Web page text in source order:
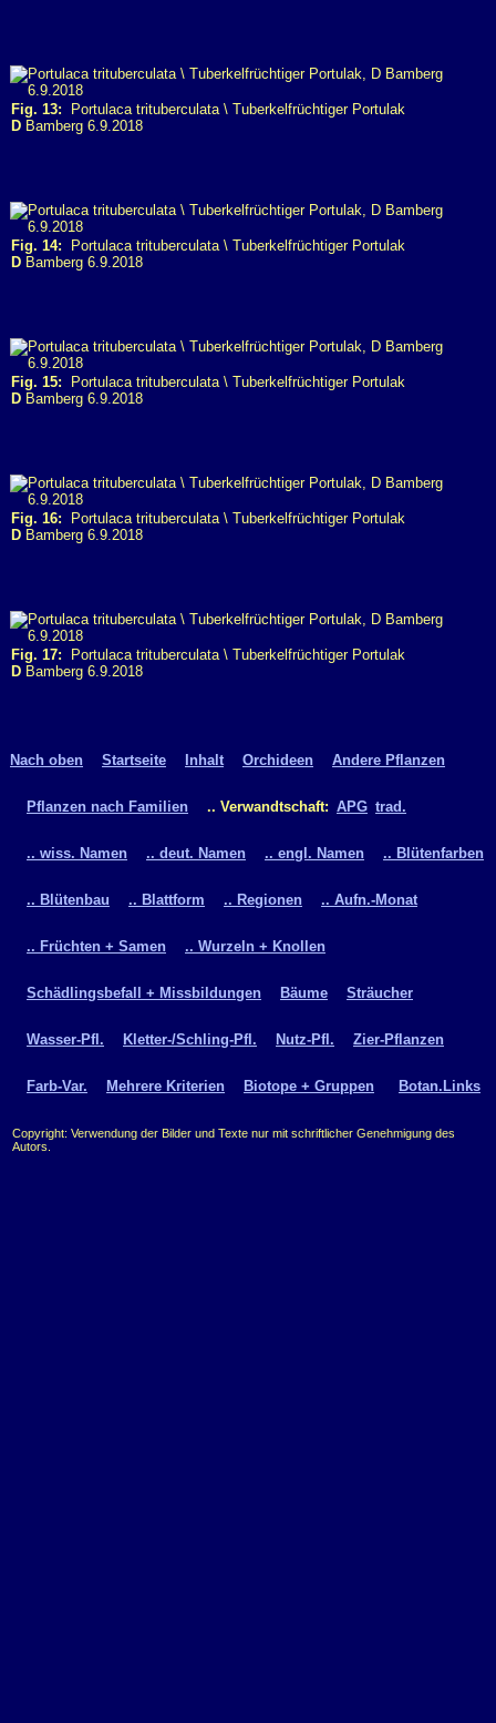
Fig. 13: Portulaca trituberculata \ Tuberkelfrüchtiger Portulak
D Bamberg 6.9.2018
Fig. 14: Portulaca trituberculata \ Tuberkelfrüchtiger Portulak
D Bamberg 6.9.2018
Fig. 15: Portulaca trituberculata \ Tuberkelfrüchtiger Portulak
D Bamberg 6.9.2018
Fig. 16: Portulaca trituberculata \ Tuberkelfrüchtiger Portulak
D Bamberg 6.9.2018
Fig. 17: Portulaca trituberculata \ Tuberkelfrüchtiger Portulak
D Bamberg 6.9.2018
Nach oben Startseite Inhalt Orchideen Andere Pflanzen
Pflanzen nach Familien .. Verwandtschaft: APG trad.
.. wiss. Namen .. deut. Namen .. engl. Namen .. Blütenfarben
.. Blütenbau .. Blattform .. Regionen .. Aufn.-Monat
.. Früchten + Samen .. Wurzeln + Knollen
Schädlingsbefall + Missbildungen Bäume Sträucher
Wasser-Pfl. Kletter-/Schling-Pfl. Nutz-Pfl. Zier-Pflanzen
Farb-Var. Mehrere Kriterien Biotope + Gruppen Botan.Links
Copyright: Verwendung der Bilder und Texte nur mit schriftlicher Genehmigung des
Autors.